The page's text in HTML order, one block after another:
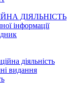
ДІЯЛЬНІСТЬ
інформації
діяльність
видання